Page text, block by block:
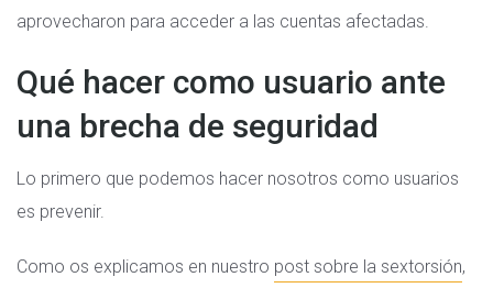
aprovecharon para acceder a las cuentas afectadas.
Qué hacer como usuario ante
una brecha de seguridad
Lo primero que podemos hacer nosotros como usuarios
es prevenir.
Como os explicamos en nuestro post sobre la sextorsión,